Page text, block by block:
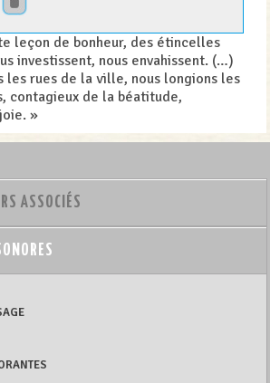
leçon de bonheur, des étincelles
investissent, nous envahissent. (…)
les rues de la ville, nous longions les
contagieux de la béatitude,
»
ASSOCIÉS